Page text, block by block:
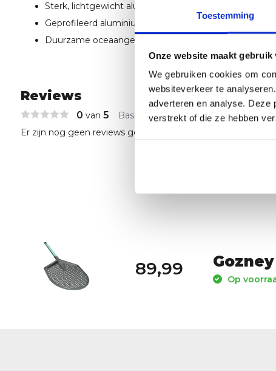
Toestemming
Onze website maakt gebruik
We gebruiken cookies om
websiteverkeer te
adverteren en analyse. Deze
verstrekt of die ze hebben
Sterk, lichtgewicht aluminium mes
Geprofileerd aluminium handvat
Duurzame oceaangebonden plastic gecertificeerde
Reviews
0 van 5
Based on 0 reviews
Er zijn nog geen reviews geschreven over dit product..
89,99
Op